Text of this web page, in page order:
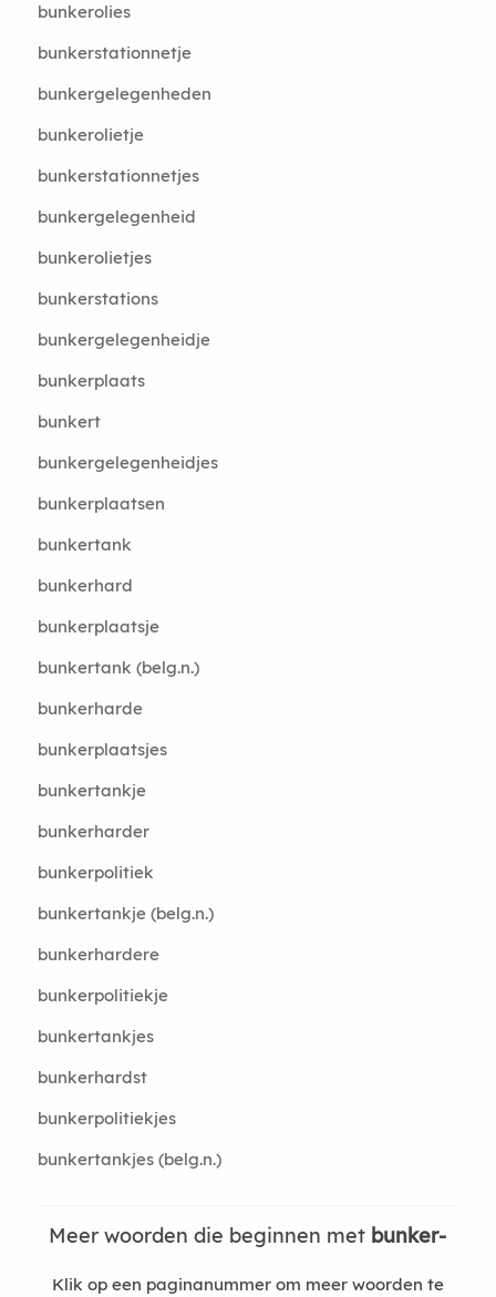
bunkerolies
bunkerstationnetje
bunkergelegenheden
bunkerolietje
bunkerstationnetjes
bunkergelegenheid
bunkerolietjes
bunkerstations
bunkergelegenheidje
bunkerplaats
bunkert
bunkergelegenheidjes
bunkerplaatsen
bunkertank
bunkerhard
bunkerplaatsje
bunkertank (belg.n.)
bunkerharde
bunkerplaatsjes
bunkertankje
bunkerharder
bunkerpolitiek
bunkertankje (belg.n.)
bunkerhardere
bunkerpolitiekje
bunkertankjes
bunkerhardst
bunkerpolitiekjes
bunkertankjes (belg.n.)
Meer woorden die beginnen met bunker-
Klik op een paginanummer om meer woorden te